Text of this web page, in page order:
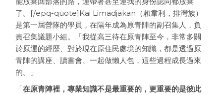
了。[/epq-quote]Kai Limadjakan（賴韋利，排灣族）
是第一屆營隊的學員，在隔年成為原青陣的副召集人，負
責召集議題小組。「我從高三待在原青陣至今，非常多關
於原運的經歷、對於現在原住民處境的知識，都是透過原
青陣的講座、讀書會、一起做懶人包，這些過程成長過來
的。」
「在原青陣裡，專業知識不是最重要的，更重要的是彼此